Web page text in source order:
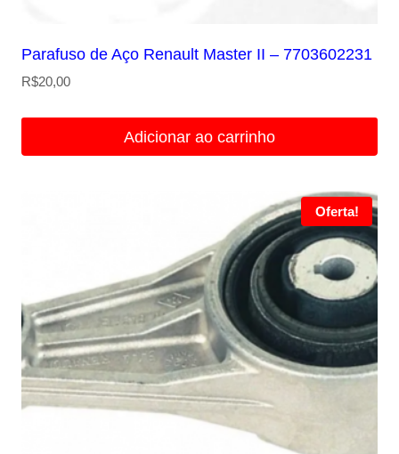
Parafuso de Aço Renault Master II – 7703602231
R$20,00
Adicionar ao carrinho
Oferta!